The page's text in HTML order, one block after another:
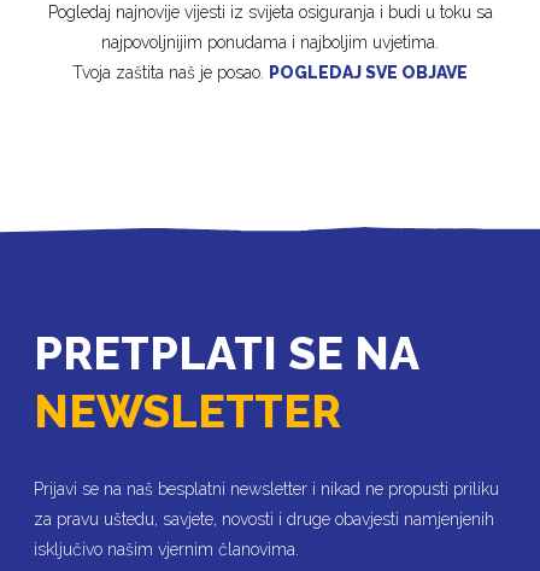
Pogledaj najnovije vijesti iz svijeta osiguranja i budi u toku sa
najpovoljnijim ponudama i najboljim uvjetima.
Tvoja zaštita naš je posao.
POGLEDAJ SVE OBJAVE
PRETPLATI SE NA
NEWSLETTER
Prijavi se na naš besplatni newsletter i nikad ne propusti priliku
za pravu uštedu, savjete, novosti i druge obavjesti namjenjenih
isključivo našim vjernim članovima.